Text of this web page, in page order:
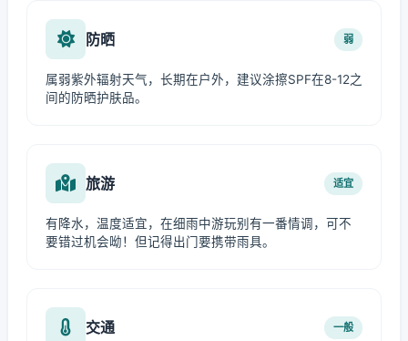
防晒 弱
属弱紫外辐射天气，长期在户外，建议涂擦SPF在8-12之
间的防晒护肤品。
旅游 适宜
有降水，温度适宜，在细雨中游玩别有一番情调，可不
要错过机会呦！但记得出门要携带雨具。
交通 一般